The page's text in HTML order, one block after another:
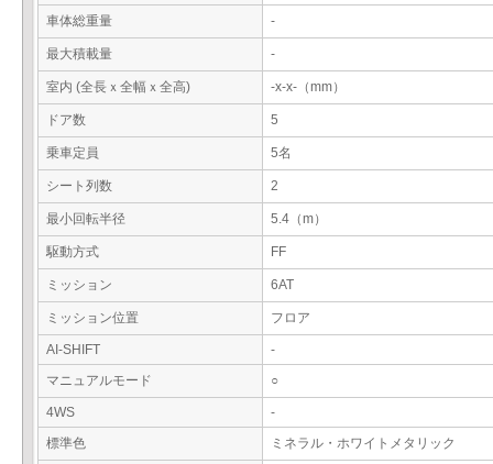
車体総重量 -
最大積載量 -
室内 (全長ｘ全幅ｘ全高) -x-x-（mm）
ドア数 5
乗車定員 5名
シート列数 2
最小回転半径 5.4（m）
駆動方式 FF
ミッション 6AT
ミッション位置 フロア
AI-SHIFT
-
マニュアルモード
○
4WS
-
標準色
ミネラル・ホワイトメタリック